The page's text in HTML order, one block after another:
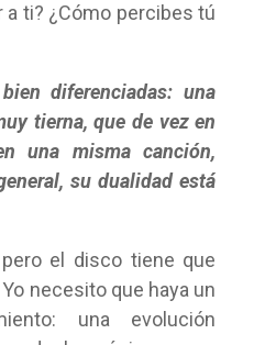
a ti? ¿Cómo percibes tú
diferenciadas: una
tierna, que de vez en
una misma canción,
su dualidad está
el disco tiene que
necesito que haya un
una evolución